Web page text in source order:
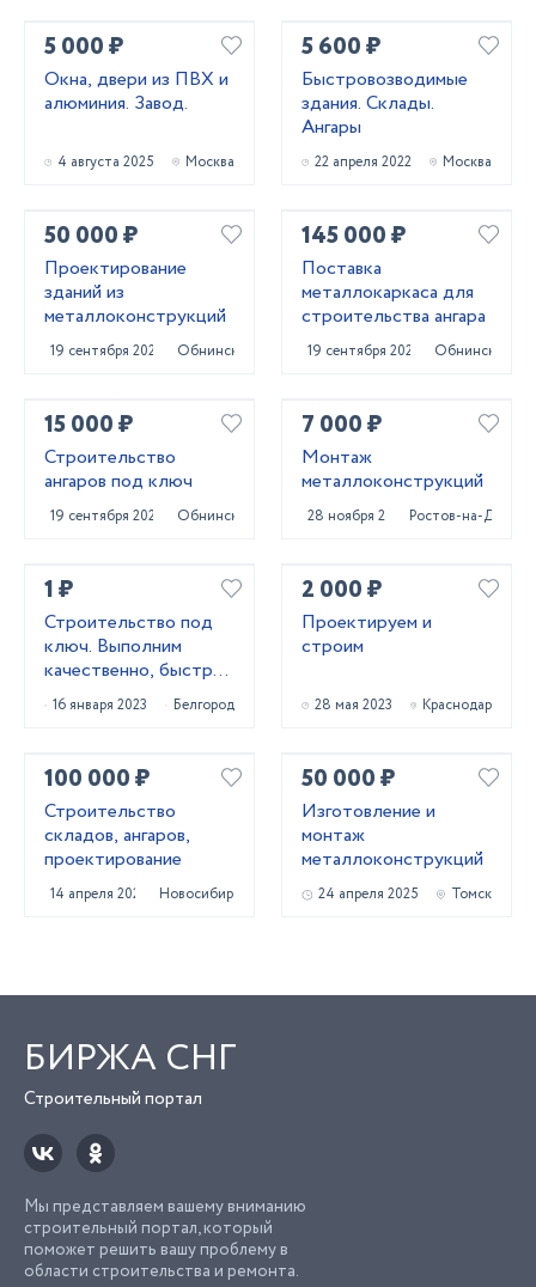
5 000 ₽
Окна, двери из ПВХ и
алюминия. Завод.
4 августа 2025 Москва
5 600 ₽
Быстровозводимые
здания. Склады.
Ангары
22 апреля 2022 Москва
50 000 ₽
Проектирование
зданий из
металлоконструкций
19 сентября 2024 Обнинск
145 000 ₽
Поставка
металлокаркаса для
строительства ангара
19 сентября 2024 Обнинск
15 000 ₽
Строительство
ангаров под ключ
19 сентября 2024 Обнинск
7 000 ₽
Монтаж
металлоконструкций
28 ноября 2022 Ростов-на-Дону
1 ₽
Строительство под
ключ. Выполним
качественно, быстро,
подскажем лучшее!
16 января 2023 Белгород
2 000 ₽
Проектируем и
строим
28 мая 2023 Краснодар
100 000 ₽
Строительство
складов, ангаров,
проектирование
14 апреля 2022 Новосибирск
50 000 ₽
Изготовление и
монтаж
металлоконструкций
24 апреля 2025 Томск
БИРЖА СНГ
Строительный портал
Мы представляем вашему вниманию
строительный портал, который
поможет решить вашу проблему в
области строительства и ремонта.